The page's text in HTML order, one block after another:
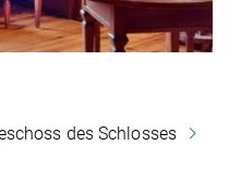
des Schlosses